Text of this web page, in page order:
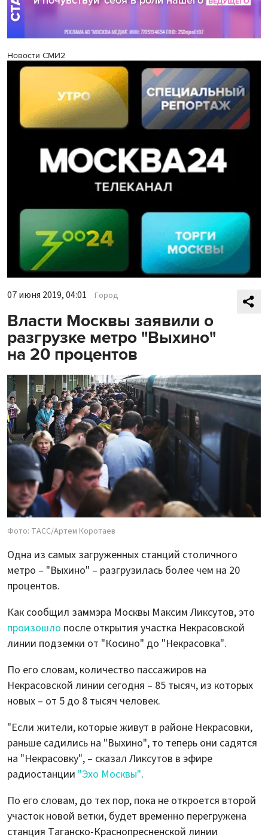
Новости СМИ2
07 июня 2019, 04:01 Город
Власти Москвы заявили о
разгрузке метро "Выхино"
на 20 процентов
Фото: ТАСС/Артем Коротаев
Одна из самых загруженных станций столичного
метро – "Выхино" – разгрузилась более чем на 20
процентов.
Как сообщил заммэра Москвы Максим Ликсутов, это
произошло после открытия участка Некрасовской
линии подземки от "Косино" до "Некрасовка".
По его словам, количество пассажиров на
Некрасовской линии сегодня – 85 тысяч, из которых
новых – от 5 до 8 тысяч человек.
"Если жители, которые живут в районе Некрасовки,
раньше садились на "Выхино", то теперь они садятся
на "Некрасовку", – сказал Ликсутов в эфире
радиостанции "Эхо Москвы".
По его словам, до тех пор, пока не откроется второй
участок новой ветки, будет временно перегружена
станция Таганско-Краснопресненской линии